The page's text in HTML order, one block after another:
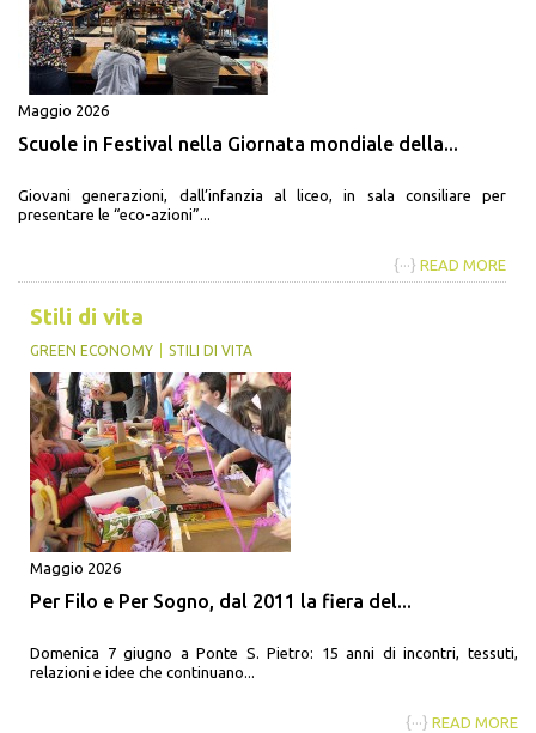
Maggio 2026
Scuole in Festival nella Giornata mondiale della...
Giovani generazioni, dall’infanzia al liceo, in sala consiliare per
presentare le “eco-azioni”...
{···} READ MORE
Stili di vita
GREEN ECONOMY STILI DI VITA
Maggio 2026
Per Filo e Per Sogno, dal 2011 la fiera del...
Domenica 7 giugno a Ponte S. Pietro: 15 anni di incontri, tessuti,
relazioni e idee che continuano...
{···} READ MORE